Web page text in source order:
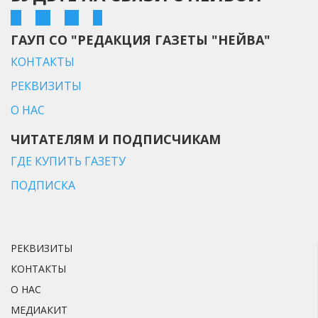
ГАУП СО "РЕДАКЦИЯ ГАЗЕТЫ "НЕЙВА"
КОНТАКТЫ
РЕКВИЗИТЫ
О НАС
ЧИТАТЕЛЯМ И ПОДПИСЧИКАМ
ГДЕ КУПИТЬ ГАЗЕТУ
ПОДПИСКА
РЕКВИЗИТЫ
КОНТАКТЫ
О НАС
МЕДИАКИТ